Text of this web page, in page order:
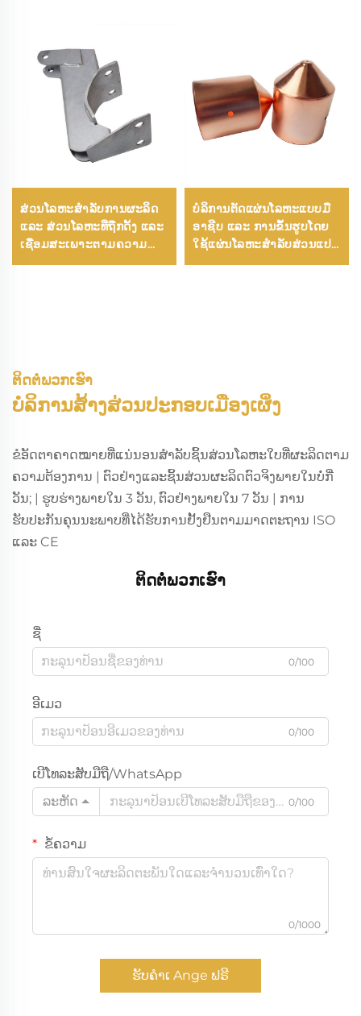
ສ່ວນໂລຫະສໍາລັບການຜະລິດ
ແລະ ສ່ວນໂລຫະທີ່ຖືກດັ້ງ ແລະ
ເຊື່ອມສະເພາະຕາມຄວາມ
ຕ້ອງການ
ບໍລິການຕັດແຜ່ນໂລຫະແບບມື
ອາຊີບ ແລະ ການຂຶ້ນຮູບໂດຍ
ໃຊ້ແຜ່ນໂລຫະສໍາລັບສ່ວນແປດັ້
ງສະເພາະຕາມຄວາມຕ້ອງການ
ຕິດຕໍ່ພວກເຮົາ
ບໍລິການສ້າງສ່ວນປະກອບເມືອງເຜິ່ງ
ຂໍອັດຕາຄາດໝາຍທີ່ແນ່ນອນສຳລັບຊິ້ນສ່ວນໂລຫະໃບທີ່ຜະລິດຕາມ
ຄວາມຕ້ອງການ | ຕົວຢ່າງແລະຊິ້ນສ່ວນຜະລິດຕົວຈິງພາຍໃນບໍ່ກີ່
ວັນ; | ຮູບຮ່າງພາຍໃນ 3 ວັນ, ຕົວຢ່າງພາຍໃນ 7 ວັນ | ການ
ຮັບປະກັນຄຸນນະພາບທີ່ໄດ້ຮັບການຢັ້ງຢືນຕາມມາດຕະຖານ ISO
ແລະ CE
ຕິດຕໍ່ພວກເຮົາ
ຊື່
0/100
ອີເມວ
0/100
ເບີໂທລະສັບມືຖື/WhatsApp
ລະຫັດ
0/100
ຂໍ້ຄວາມ
0/1000
ຮັບຄຳເ Ange ຟຣີ